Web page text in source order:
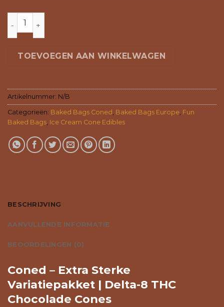
CONED - VARIETY PACK aantal
TOEVOEGEN AAN WINKELWAGEN
Artikelnummer: N/B
Categorieën: Baked Bags Coned, Baked Bags Europe, Fun
Baked Bags, Ice Cream Cone Edibles
BESCHRIJVING
AANVULLENDE INFORMATIE
BEOORDELINGEN (0)
Coned – Extra Sterke
Variatiepakket | Delta-8 THC
Chocolade Cones